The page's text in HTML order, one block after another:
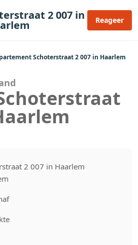
2 007 in Reageer
Schoterstraat 2 007 in Haarlem
2 007 in Haarlem